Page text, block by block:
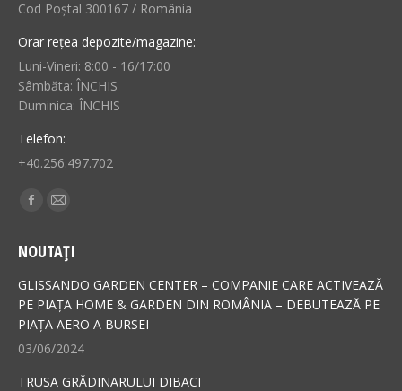
Cod Poștal 300167 / România
Orar rețea depozite/magazine:
Luni-Vineri: 8:00 - 16/17:00
Sâmbăta: ÎNCHIS
Duminica: ÎNCHIS
Telefon:
+40.256.497.702
Find us on:
Facebook
opens
in
new
window
Mail
opens
in
new
window
NOUTAȚI
GLISSANDO GARDEN CENTER – COMPANIE CARE ACTIVEAZĂ
PE PIAȚA HOME & GARDEN DIN ROMÂNIA – DEBUTEAZĂ PE
PIAȚA AERO A BURSEI
03/06/2024
TRUSA GRĂDINARULUI DIBACI